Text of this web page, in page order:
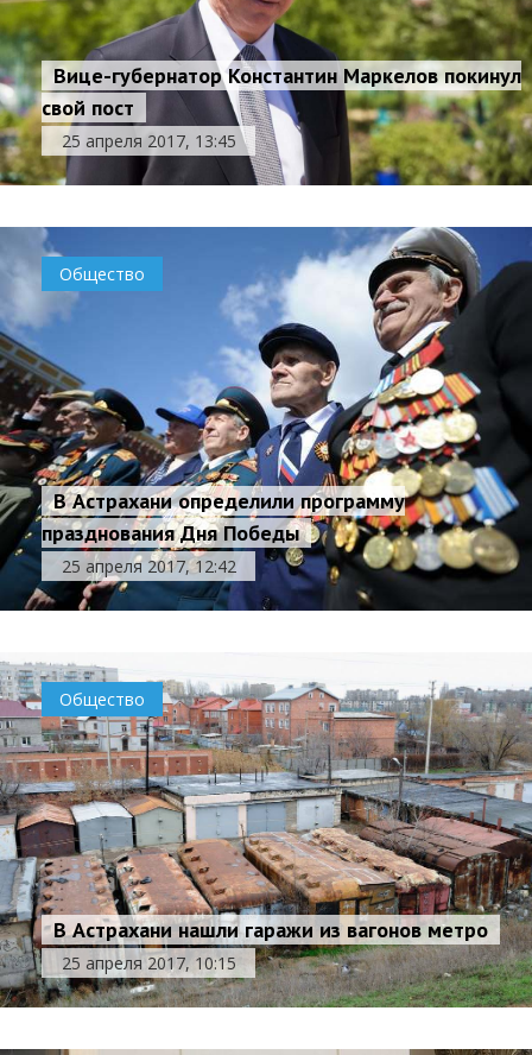
Вице-губернатор Константин Маркелов покинул
свой пост
25 апреля 2017, 13:45
Общество
В Астрахани определили программу
празднования Дня Победы
25 апреля 2017, 12:42
Общество
В Астрахани нашли гаражи из вагонов метро
25 апреля 2017, 10:15